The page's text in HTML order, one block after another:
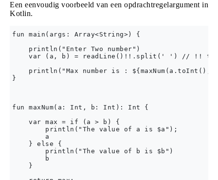
Een eenvoudig voorbeeld van een opdrachtregelargument in
Kotlin.
fun main(args: Array<String>) {
    println("Enter Two number")
var (a, b) = readLine()!!.split(' ') // !!
println("Max number is : ${maxNum(a.toInt(),
}
fun maxNum(a: Int, b: Int): Int {
    var max = if (a > b) {
        println("The value of a is $a");
        a
    } else {
        println("The value of b is $b")
        b
    }